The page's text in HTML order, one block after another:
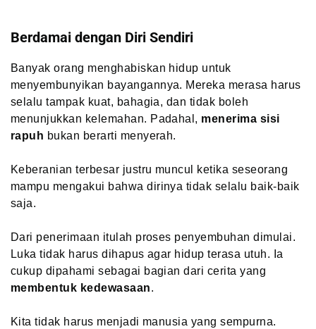
Berdamai dengan Diri Sendiri
Banyak orang menghabiskan hidup untuk
menyembunyikan bayangannya. Mereka merasa harus
selalu tampak kuat, bahagia, dan tidak boleh
menunjukkan kelemahan. Padahal, menerima sisi
rapuh bukan berarti menyerah.
Keberanian terbesar justru muncul ketika seseorang
mampu mengakui bahwa dirinya tidak selalu baik-baik
saja.
Dari penerimaan itulah proses penyembuhan dimulai.
Luka tidak harus dihapus agar hidup terasa utuh. Ia
cukup dipahami sebagai bagian dari cerita yang
membentuk kedewasaan.
Kita tidak harus menjadi manusia yang sempurna.